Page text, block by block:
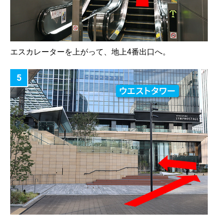
エスカレーターを上がって、地上4番出口へ。
5